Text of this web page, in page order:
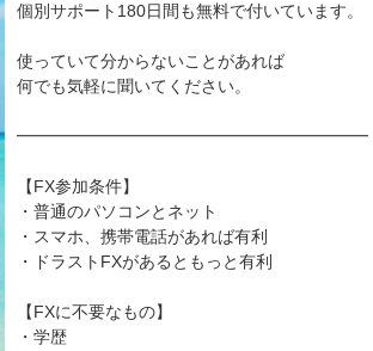
個別サポート180日間も無料で付いています。
使っていて分からないことがあれば
何でも気軽に聞いてください。
━━━━━━━━━━━━━━━━━━━━━
【FX参加条件】
・普通のパソコンとネット
・スマホ、携帯電話があれば有利
・ドラストFXがあるともっと有利
【FXに不要なもの】
・学歴